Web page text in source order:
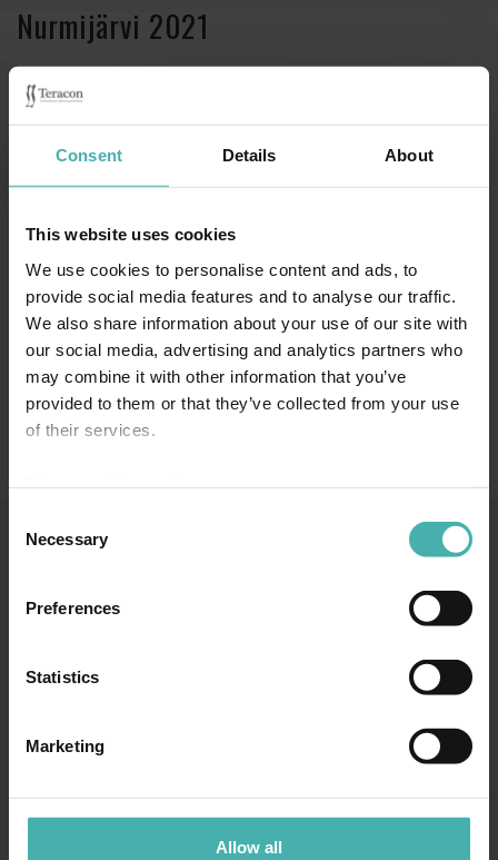
Consent Details About
This website uses cookies
We use cookies to personalise content and ads, to
provide social media features and to analyse our traffic.
We also share information about your use of our site with
our social media, advertising and analytics partners who
may combine it with other information that you’ve
provided to them or that they’ve collected from your use
of their services.
Selection
Necessary
Preferences
Statistics
Marketing
Allow all
Nurmijärvi 2021
En tillbyggnad med stålstomme görs till nationaloperans och -
Tillbyggnaden har en yta på ca. 3 100 m2 och en volym på ca.
Inuti hallen kommer att installeras ett flyttbart höghyllsystem.
Förvaringshyllorna sträcker sig nära fackverkens nedrebom som
är på 11 meters höjd.
Tillbyggnadens längd är 80 meter och nockhöjden är 14,6 meter.
Hallens tak bars upp av 38,5 meter långa fackverk. I fackverk och
pelare har det använts rörprofiler. Vid förstyvning av stommens
takplan utnyttjades bärande profilplåtar. Objektet består av ca.
DATASKYDD
TAMMERFORS
33100 Tammerfors